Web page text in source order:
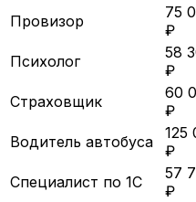
Провизор
75
₽
Психолог
58
₽
Страховщик
60
₽
Водитель автобуса
125
₽
Специалист по 1С
57
₽